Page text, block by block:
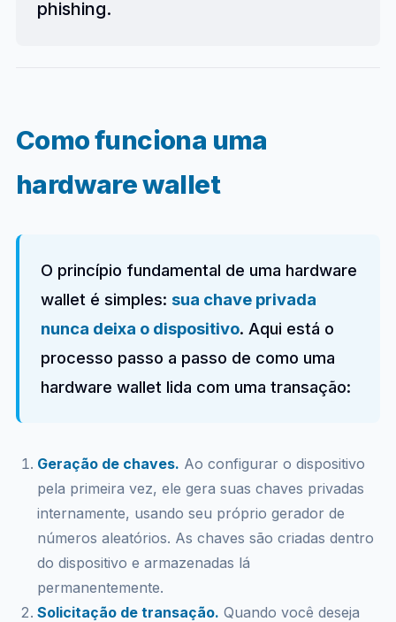
phishing.
Como funciona uma
hardware wallet
O princípio fundamental de uma hardware
wallet é simples: sua chave privada
nunca deixa o dispositivo. Aqui está o
processo passo a passo de como uma
hardware wallet lida com uma transação:
Geração de chaves. Ao configurar o dispositivo
pela primeira vez, ele gera suas chaves privadas
internamente, usando seu próprio gerador de
números aleatórios. As chaves são criadas dentro
do dispositivo e armazenadas lá
permanentemente.
Solicitação de transação. Quando você deseja